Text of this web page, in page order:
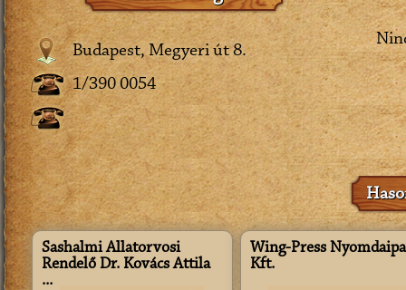
Budapest, Megyeri út 8.
1/390 0054
Sashalmi Állatorvosi
Rendelő Dr. Kovács Attila
...
Wing-Press
Kft.